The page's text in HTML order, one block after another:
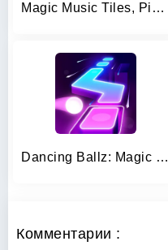
Magic Music Tiles, Piano Tiles
Dancing Ballz: Magic Tiles
Комментарии :